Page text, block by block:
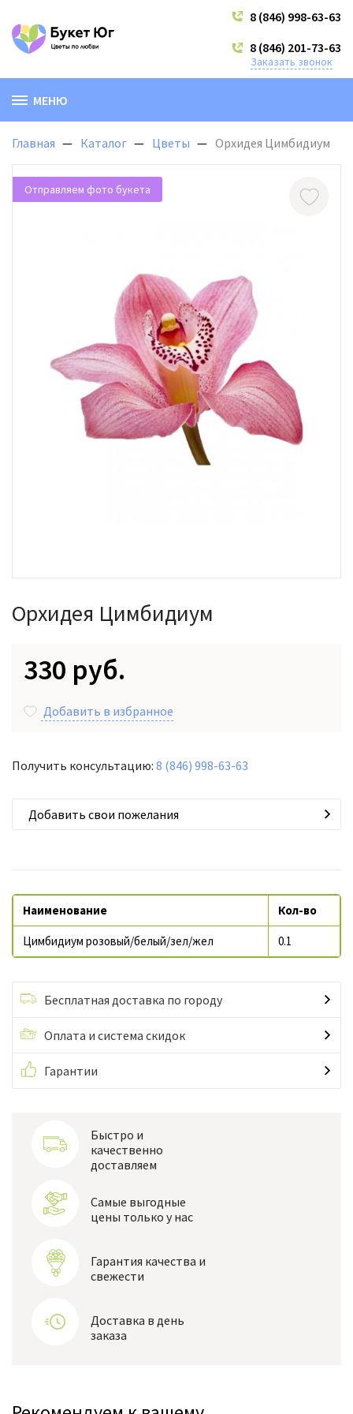
8 (846) 998-63-63
8 (846) 201-73-63
Заказать звонок
МЕНЮ
Главная Каталог Цветы Орхидея Цимбидиум
Отправляем фото букета
Орхидея Цимбидиум
330 руб.
Добавить в избранное
Получить консультацию: 8 (846) 998-63-63
Добавить свои пожелания
Наименование Кол-во
Цимбидиум розовый/белый/зел/жел 0.1
Бесплатная доставка по городу
Оплата и система скидок
Гарантии
Быстро и
качественно
доставляем
Самые выгодные
цены только у нас
Гарантия качества и
свежести
Доставка в день
заказа